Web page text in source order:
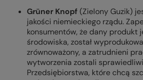
Grüner Knopf (Zielony Guzik)
jakości niemieckiego rządu.
konsumentów, że dany produkt
środowiska, został
zrównoważony, a zatrudnieni
wytworzenia zostali
Przedsiębiorstwa, które chcą